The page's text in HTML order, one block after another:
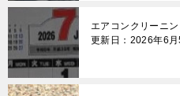
エアコンクリーニ
更新日：2026年6月